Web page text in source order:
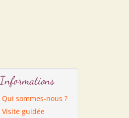
Informations
Qui sommes-nous ?
Visite guidée